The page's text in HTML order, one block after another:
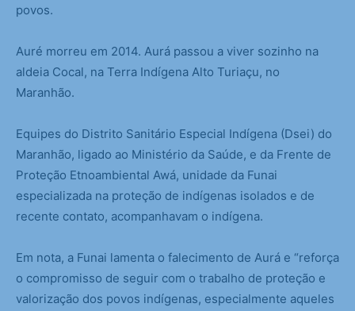
povos.
Auré morreu em 2014. Aurá passou a viver sozinho na
aldeia Cocal, na Terra Indígena Alto Turiaçu, no
Maranhão.
Equipes do Distrito Sanitário Especial Indígena (Dsei) do
Maranhão, ligado ao Ministério da Saúde, e da Frente de
Proteção Etnoambiental Awá, unidade da Funai
especializada na proteção de indígenas isolados e de
recente contato, acompanhavam o indígena.
Em nota, a Funai lamenta o falecimento de Aurá e “reforça
o compromisso de seguir com o trabalho de proteção e
valorização dos povos indígenas, especialmente aqueles